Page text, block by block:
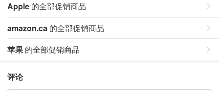
Apple 的全部促销商品
amazon.ca 的全部促销商品
苹果 的全部促销商品
评论